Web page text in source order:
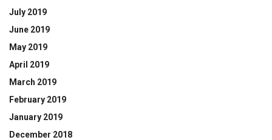
July 2019
June 2019
May 2019
April 2019
March 2019
February 2019
January 2019
December 2018